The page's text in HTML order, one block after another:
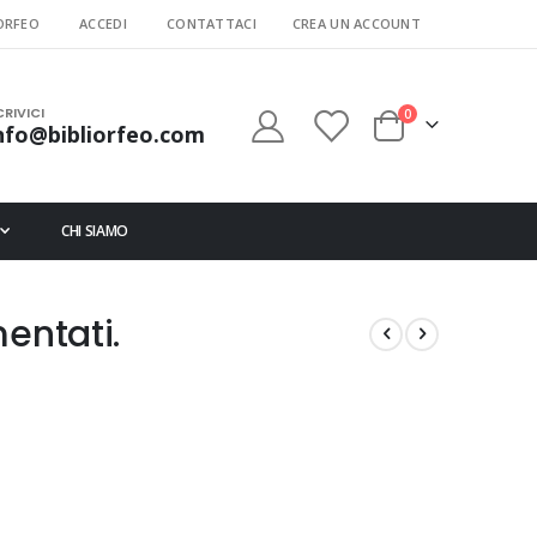
ACCEDI CONTATTACI CREA UN ACCOUNT
Cart
0elementi
CHI SIAMO